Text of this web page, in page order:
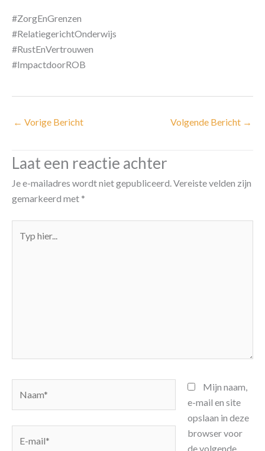
#ZorgEnGrenzen
#RelatiegerichtOnderwijs
#RustEnVertrouwen
#ImpactdoorROB
← Vorige Bericht Volgende Bericht →
Laat een reactie achter
Je e-mailadres wordt niet gepubliceerd. Vereiste velden zijn
gemarkeerd met *
hier...
mail*
Mijn naam,
e-mail en site
opslaan in deze
browser voor
de volgende